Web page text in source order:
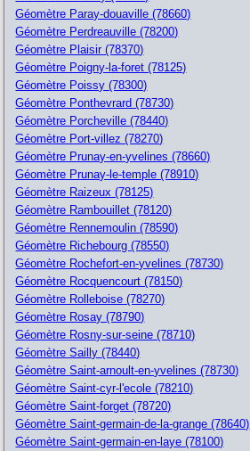
Géomètre Paray-douaville (78660)
Géomètre Perdreauville (78200)
Géomètre Plaisir (78370)
Géomètre Poigny-la-foret (78125)
Géomètre Poissy (78300)
Géomètre Ponthevrard (78730)
Géomètre Porcheville (78440)
Géomètre Port-villez (78270)
Géomètre Prunay-en-yvelines (78660)
Géomètre Prunay-le-temple (78910)
Géomètre Raizeux (78125)
Géomètre Rambouillet (78120)
Géomètre Rennemoulin (78590)
Géomètre Richebourg (78550)
Géomètre Rochefort-en-yvelines (78730)
Géomètre Rocquencourt (78150)
Géomètre Rolleboise (78270)
Géomètre Rosay (78790)
Géomètre Rosny-sur-seine (78710)
Géomètre Sailly (78440)
Géomètre Saint-arnoult-en-yvelines (78730)
Géomètre Saint-cyr-l'ecole (78210)
Géomètre Saint-forget (78720)
Géomètre Saint-germain-de-la-grange (78640)
Géomètre Saint-germain-en-laye (78100)